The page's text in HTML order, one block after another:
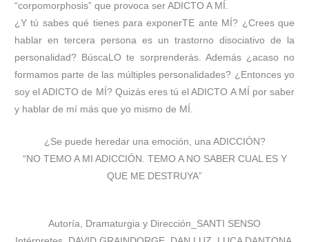
“corpomorphosis” que provoca ser ADICTO A MÍ.
¿Y tú sabes qué tienes para exponerTE ante MÍ? ¿Crees que
hablar en tercera persona es un trastorno disociativo de la
personalidad? BúscaLO te sorprenderás. Además ¿acaso no
formamos parte de las múltiples personalidades? ¿Entonces yo
soy el ADICTO de MÍ? Quizás eres tú el ADICTO A MÍ por saber
y hablar de mí más que yo mismo de MÍ.
¿Se puede heredar una emoción, una ADICCIÓN?
“NO TEMO A MI ADICCIÓN. TEMO A NO SABER CUAL ES Y
QUE ME DESTRUYA”
Autoría, Dramaturgia y Dirección_SANTI SENSO